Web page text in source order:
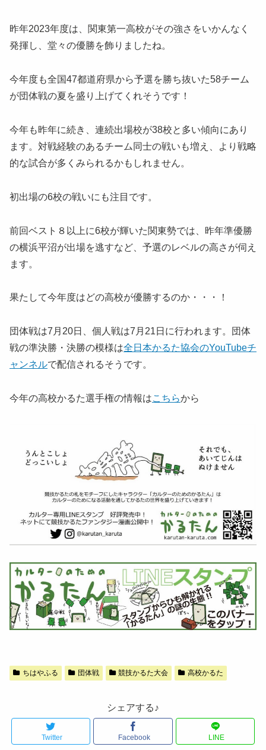
昨年2023年度は、関東第一高校がその強さをいかんなく
発揮し、堂々の優勝を飾りましたね。
今年度も全国47都道府県から予選を勝ち抜いた58チーム
が団体戦の夏を盛り上げてくれそうです！
今年も昨年に続き、連続出場校が38校と多い傾向にあり
ます。対戦経験のあるチーム同士の戦いも増え、より戦略
的な試合が多くみられるかもしれません。
初出場の6校の戦いにも注目です。
前回ベスト８以上に6校が輝いた関東勢では、昨年準優勝
の横浜平沼が出場を逃すなど、予選のレベルの高さが伺え
ます。
果たして今年度はどの高校が優勝するのか・・・！
団体戦は7月20日、個人戦は7月21日に行われます。団体
戦の準決勝・決勝の模様は全日本かるた協会のYouTubeチ
ャンネルで配信されるそうです。
今年の高校かるた選手権の情報はこちらから
ちはやふる 団体戦 競技かるた大会 高校かるた
シェアする♪
Twitter Facebook LINE